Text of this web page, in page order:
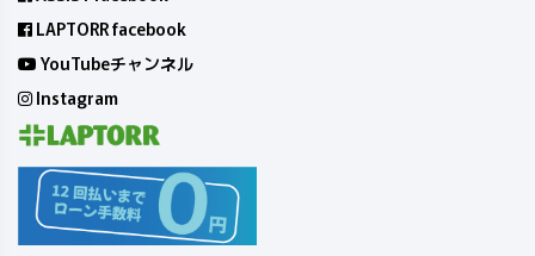
LAPTORR facebook
YouTubeチャンネル
Instagram